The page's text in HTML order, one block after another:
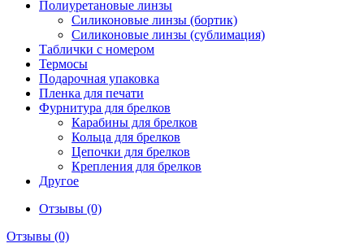
Полиуретановые линзы
Силиконовые линзы (бортик)
Силиконовые линзы (сублимация)
Таблички с номером
Термосы
Подарочная упаковка
Пленка для печати
Фурнитура для брелков
Карабины для брелков
Кольца для брелков
Цепочки для брелков
Крепления для брелков
Другое
Отзывы (0)
Отзывы (0)